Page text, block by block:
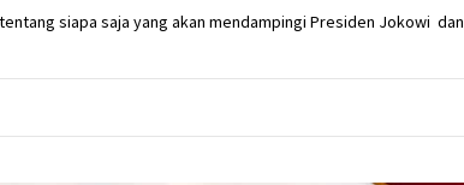
tentang siapa saja yang akan mendampingi Presiden Jokowi dan